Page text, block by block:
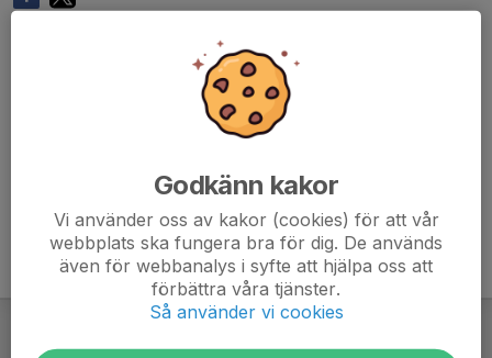
Godkänn kakor
Vi använder oss av kakor (cookies) för att vår
webbplats ska fungera bra för dig. De används
även för webbanalys i syfte att hjälpa oss att
förbättra våra tjänster.
Så använder vi cookies